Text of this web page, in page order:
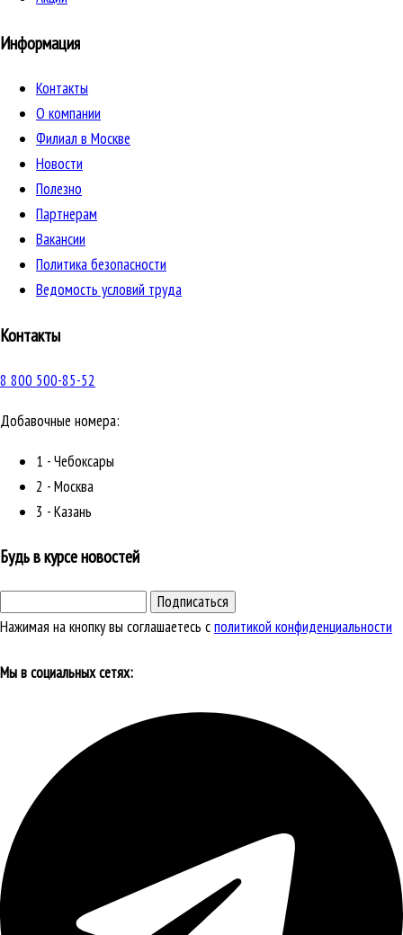
Информация
Контакты
О компании
Филиал в Москве
Новости
Полезно
Партнерам
Вакансии
Политика безопасности
Ведомость условий труда
Контакты
8 800 500-85-52
Добавочные номера:
1 - Чебоксары
2 - Москва
3 - Казань
Будь в курсе новостей
Подписаться
Нажимая на кнопку вы соглашаетесь сполитикой конфиденциальности
Мы в социальных сетях: